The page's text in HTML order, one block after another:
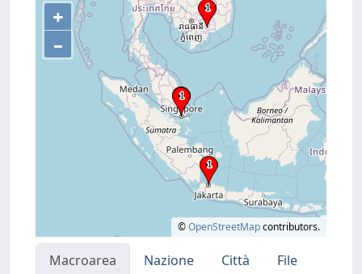
+
–
©OpenStreetMapcontributors.
Macroarea Nazione Città
File